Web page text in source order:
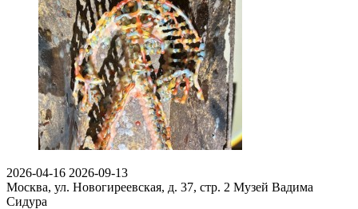
2026-04-16 2026-09-13
Москва, ул. Новогиреевская, д. 37, стр. 2 Музей Вадима
Сидура